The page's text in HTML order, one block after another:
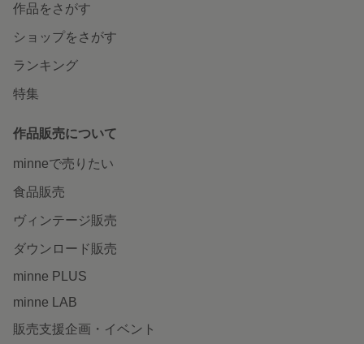
作品をさがす
ショップをさがす
ランキング
特集
作品販売について
minneで売りたい
食品販売
ヴィンテージ販売
ダウンロード販売
minne PLUS
minne LAB
販売支援企画・イベント